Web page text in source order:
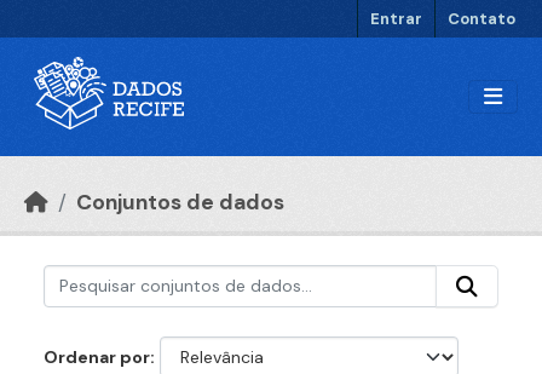
Entrar Contato
Conjuntos de dados
Ordenar por